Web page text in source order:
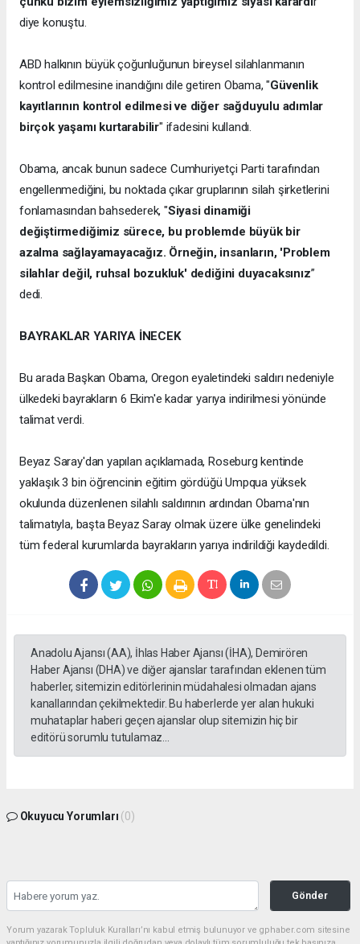
diye konuştu.
ABD halkının büyük çoğunluğunun bireysel silahlanmanın
kontrol edilmesine inandığını dile getiren Obama, "Güvenlik
kayıtlarının kontrol edilmesi ve diğer sağduyulu adımlar
birçok yaşamı kurtarabilir" ifadesini kullandı.
Obama, ancak bunun sadece Cumhuriyetçi Parti tarafından
engellenmediğini, bu noktada çıkar gruplarının silah şirketlerini
fonlamasından bahsederek, "Siyasi dinamiği
değiştirmediğimiz sürece, bu problemde büyük bir
azalma sağlayamayacağız. Örneğin, insanların, 'Problem
silahlar değil, ruhsal bozukluk' dediğini duyacaksınız”
dedi.
BAYRAKLAR YARIYA İNECEK
Bu arada Başkan Obama, Oregon eyaletindeki saldırı nedeniyle
ülkedeki bayrakların 6 Ekim'e kadar yarıya indirilmesi yönünde
talimat verdi.
Beyaz Saray'dan yapılan açıklamada, Roseburg kentinde
yaklaşık 3 bin öğrencinin eğitim gördüğü Umpqua yüksek
okulunda düzenlenen silahlı saldırının ardından Obama'nın
talimatıyla, başta Beyaz Saray olmak üzere ülke genelindeki
tüm federal kurumlarda bayrakların yarıya indirildiği kaydedildi.
Anadolu Ajansı (AA), İhlas Haber Ajansı (İHA), Demirören
Haber Ajansı (DHA) ve diğer ajanslar tarafından eklenen tüm
haberler, sitemizin editörlerinin müdahalesi olmadan ajans
kanallarından çekilmektedir. Bu haberlerde yer alan hukuki
muhataplar haberi geçen ajanslar olup sitemizin hiç bir
editörü sorumlu tutulamaz...
Okuyucu Yorumları (0)
Gönder
Yorum yazarak Topluluk Kuralları’nı kabul etmiş bulunuyor ve gphaber.com sitesine